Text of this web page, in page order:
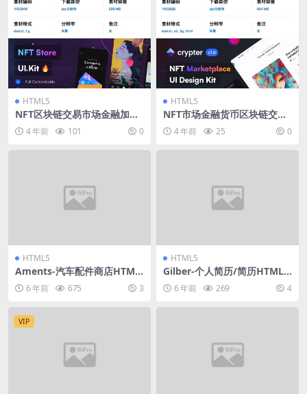
HTML5
NFT区块链交易市场金融加密
货币app用户界面ui设计开发
素材模板
4 年前 101 0
HTML5
NFT市场金融货币区块链交易
ui界面设计开发sketch素材模
板源文件
4 年前 25 0
HTML5
Aments-汽车配件商店HTML
模板6 年前 675 3
HTML5
Gilber-个人简历/简历HTML
模板6 年前 269 4
VIP